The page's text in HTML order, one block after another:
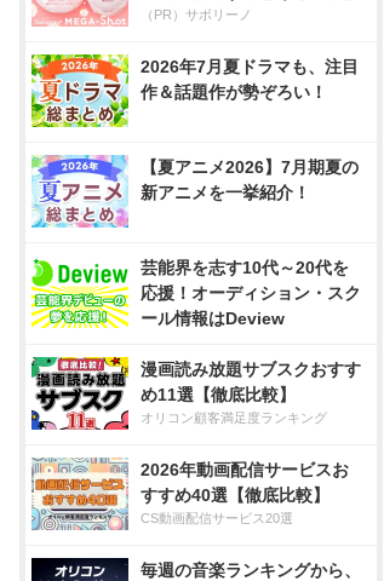
（PR）サボリーノ
2026年7月夏ドラマも、注目
作＆話題作が勢ぞろい！
【夏アニメ2026】7月期夏の
新アニメを一挙紹介！
芸能界を志す10代～20代を
応援！オーディション・スク
ール情報はDeview
漫画読み放題サブスクおすす
め11選【徹底比較】
オリコン顧客満足度ランキング
2026年動画配信サービスお
すすめ40選【徹底比較】
CS動画配信サービス20選
毎週の音楽ランキングから、